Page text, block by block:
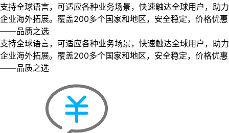
支持全球语言，可适应各种业务场景，快速触达全球用户，助力
企业海外拓展。覆盖200多个国家和地区，安全稳定，价格优惠
——品质之选
支持全球语言，可适应各种业务场景，快速触达全球用户，助力
企业海外拓展。覆盖200多个国家和地区，安全稳定，价格优惠
——品质之选